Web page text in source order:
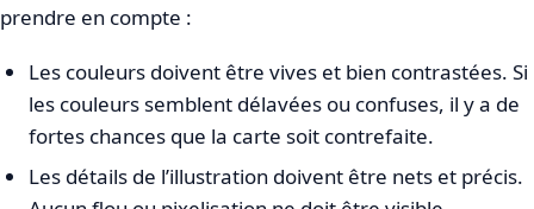
prendre en compte :
Les couleurs doivent être vives et bien contrastées. Si
les couleurs semblent délavées ou confuses, il y a de
fortes chances que la carte soit contrefaite.
Les détails de l’illustration doivent être nets et précis.